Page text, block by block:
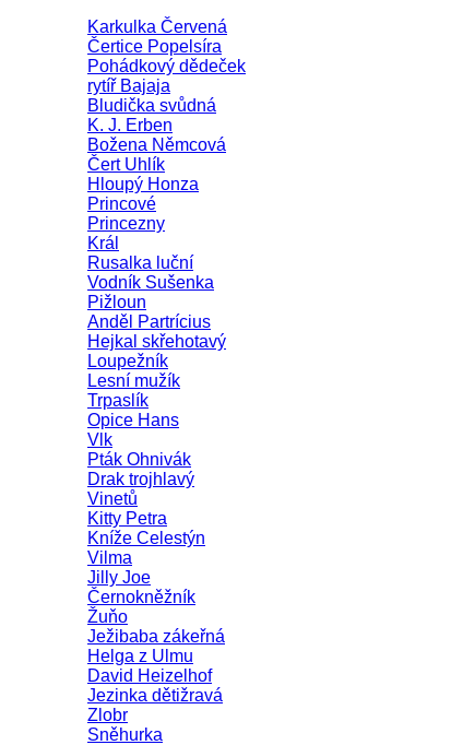
Karkulka Červená
Čertice Popelsíra
Pohádkový dědeček
rytíř Bajaja
Bludička svůdná
K. J. Erben
Božena Němcová
Čert Uhlík
Hloupý Honza
Princové
Princezny
Král
Rusalka luční
Vodník Sušenka
Pižloun
Anděl Partrícius
Hejkal skřehotavý
Loupežník
Lesní mužík
Trpaslík
Opice Hans
Vlk
Pták Ohnivák
Drak trojhlavý
Vinetů
Kitty Petra
Kníže Celestýn
Vilma
Jilly Joe
Černokněžník
Žuňo
Ježibaba zákeřná
Helga z Ulmu
David Heizelhof
Jezinka dětižravá
Zlobr
Sněhurka